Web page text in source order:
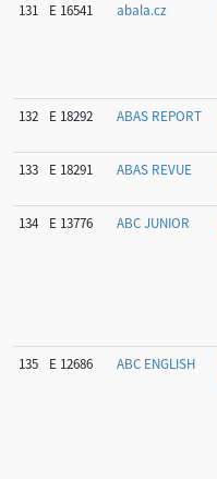
131 E 16541 abala.cz
132 E 18292 ABAS REPORT
133 E 18291 ABAS REVUE
134 E 13776 ABC JUNIOR
135 E 12686 ABC ENGLISH